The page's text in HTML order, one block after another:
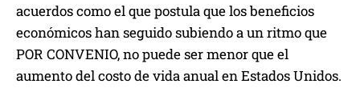
acuerdos como el que postula que los beneficios
económicos han seguido subiendo a un ritmo que
POR CONVENIO, no puede ser menor que el
aumento del costo de vida anual en Estados Unidos.